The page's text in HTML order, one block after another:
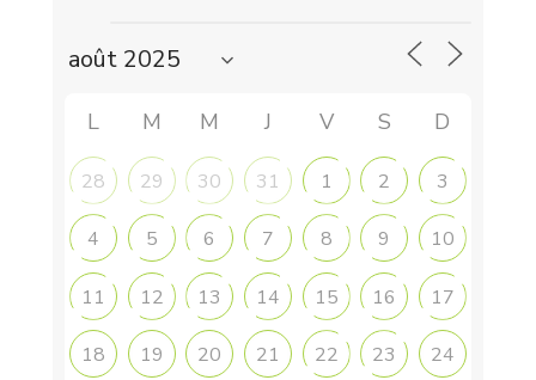
L M M J V S D
28 29 30 31 1 2 3
4 5 6 7 8 9 10
11 12 13 14 15 16 17
18 19 20 21 22 23 24